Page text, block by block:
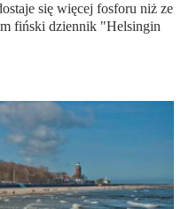
się więcej fosforu niż ze
fiński dziennik "Helsingin